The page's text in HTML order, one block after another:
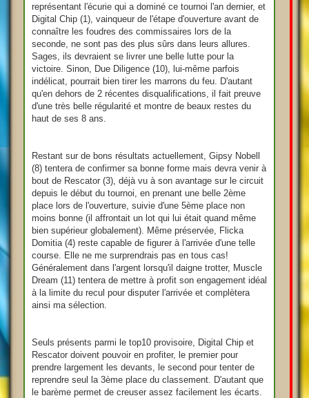
représentant l'écurie qui a dominé ce tournoi l'an dernier, et
Digital Chip (1), vainqueur de l'étape d'ouverture avant de
connaître les foudres des commissaires lors de la
seconde, ne sont pas des plus sûrs dans leurs allures.
Sages, ils devraient se livrer une belle lutte pour la
victoire. Sinon, Due Diligence (10), lui-même parfois
indélicat, pourrait bien tirer les marrons du feu. D'autant
qu'en dehors de 2 récentes disqualifications, il fait preuve
d'une très belle régularité et montre de beaux restes du
haut de ses 8 ans.
Restant sur de bons résultats actuellement, Gipsy Nobell
(8) tentera de confirmer sa bonne forme mais devra venir à
bout de Rescator (3), déjà vu à son avantage sur le circuit
depuis le début du tournoi, en prenant une belle 2ème
place lors de l'ouverture, suivie d'une 5ème place non
moins bonne (il affrontait un lot qui lui était quand même
bien supérieur globalement). Même préservée, Flicka
Domitia (4) reste capable de figurer à l'arrivée d'une telle
course. Elle ne me surprendrais pas en tous cas!
Généralement dans l'argent lorsqu'il daigne trotter, Muscle
Dream (11) tentera de mettre à profit son engagement idéal
à la limite du recul pour disputer l'arrivée et complètera
ainsi ma sélection.
Seuls présents parmi le top10 provisoire, Digital Chip et
Rescator doivent pouvoir en profiter, le premier pour
prendre largement les devants, le second pour tenter de
reprendre seul la 3ème place du classement. D'autant que
le barème permet de creuser assez facilement les écarts.